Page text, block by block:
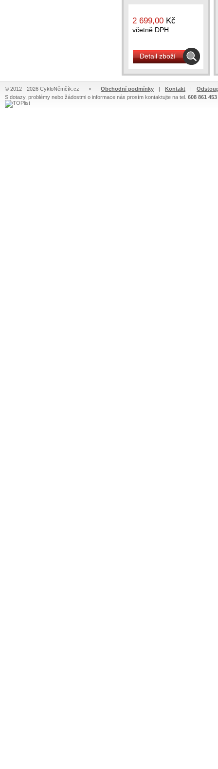
2 699,00 Kč
včetně DPH
Detail zboží
© 2012 - 2026 CykloNěmčík.cz • Obchodní podmínky | Kontakt |
S dotazy, problémy nebo žádostmi o informace nás prosím kontaktujte na tel. 608 861 453